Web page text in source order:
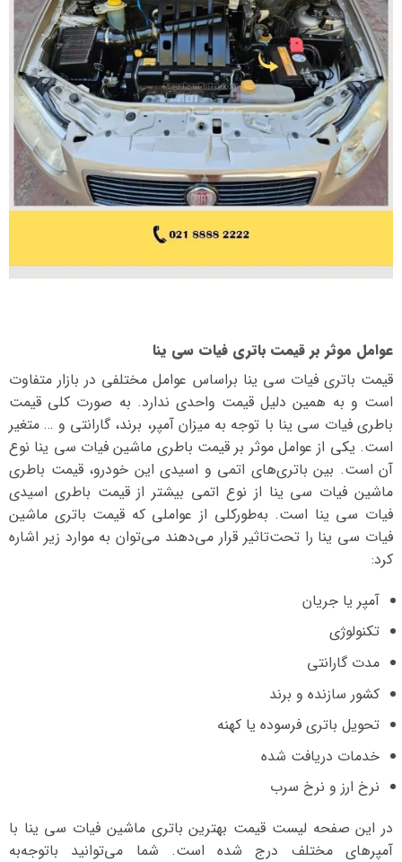
عوامل موثر بر قیمت باتری فیات سی ینا
قیمت باتری فیات سی ینا بر‌اساس عوامل مختلفی در بازار متفاوت
است و به همین دلیل قیمت واحدی ندارد. به صورت کلی قیمت
باطری فیات سی ینا با توجه به میزان آمپر، برند، گارانتی و … متغیر
است. یکی از عوامل موثر بر قیمت باطری ماشین فیات سی ینا نوع
آن است. بین باتری‌های اتمی و اسیدی این خودرو، قیمت باطری
ماشین فیات سی ینا از نوع اتمی بیشتر از قیمت باطری اسیدی
فیات سی ینا است. به‌طورکلی از عواملی که قیمت باتری ماشین
فیات سی ینا را تحت‌تاثیر قرار می‌دهند می‌توان به موارد زیر اشاره
کرد:
آمپر یا جریان
تکنولوژی
مدت گارانتی
کشور سازنده و برند
تحویل باتری فرسوده یا کهنه
خدمات دریافت شده
نرخ ارز و نرخ سرب
در این صفحه لیست قیمت بهترین باتری ماشین فیات سی ینا با
آمپرهای مختلف درج شده است. شما می‌توانید با‌توجه‌به